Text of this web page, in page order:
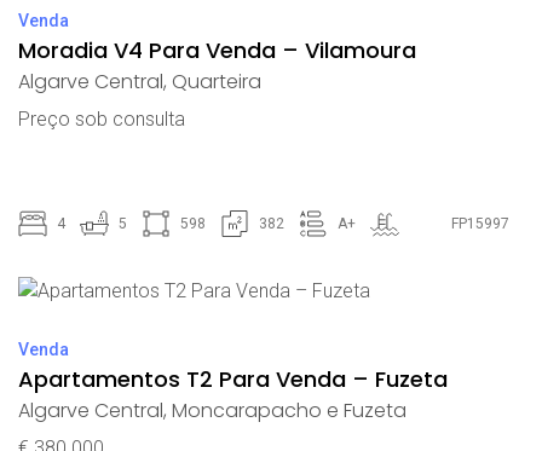
Venda
Moradia V4 Para Venda – Vilamoura
Algarve Central, Quarteira
Preço sob consulta
4 5 598 382 A+ FP15997
Venda
Apartamentos T2 Para Venda – Fuzeta
Algarve Central, Moncarapacho e Fuzeta